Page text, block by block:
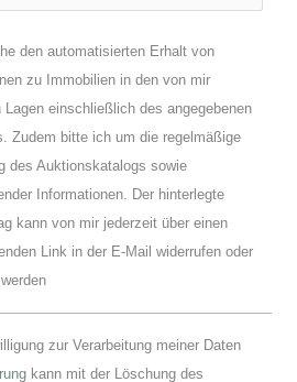
den automatisierten Erhalt von
zu Immobilien in den von mir
Lagen einschließlich des angegebenen
Zudem bitte ich um die regelmäßige
des Auktionskatalogs sowie
Informationen. Der hinterlegte
kann von mir jederzeit über einen
Link in der E-Mail widerrufen oder
zur Verarbeitung meiner Daten
kann mit der Löschung des